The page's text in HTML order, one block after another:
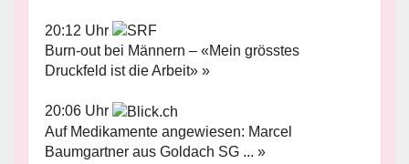
20:12 Uhr
Burn-out bei Männern – «Mein grösstes
Druckfeld ist die Arbeit» »
20:06 Uhr
Auf Medikamente angewiesen: Marcel
Baumgartner aus Goldach SG ... »